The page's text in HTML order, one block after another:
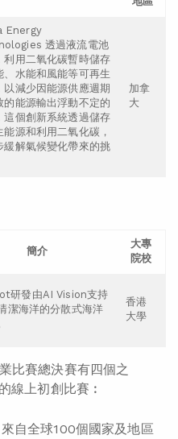
Energy
透過液流電池
利用二氧化碳暫時儲存
、水能和風能等可再生
以減少因能源供應週期
的能源輸出浮動不定的
這個創新系統透過儲存
能源和利用二氧化碳，
緩解氣候變化帶來的挑
加拿
大
簡介
大專
院校
研發由AI Vision支持
潔海洋的分散式海洋
香港
大學
比賽總決賽有四個之
線上初創比賽︰
來自全球100個國家及地區